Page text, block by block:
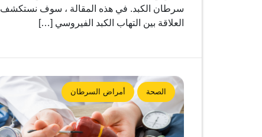
سرطان الكبد. في هذه المقالة ، سوف نستكشف
العلاقة بين التهاب الكبد الفيروسي […]
الصحة أمراض السرطان